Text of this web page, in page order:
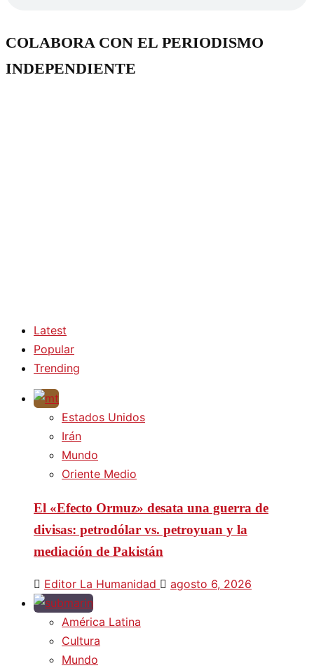
COLABORA CON EL PERIODISMO
INDEPENDIENTE
Latest
Popular
Trending
Estados Unidos
Irán
Mundo
Oriente Medio
El «Efecto Ormuz» desata una guerra de
divisas: petrodólar vs. petroyuan y la
mediación de Pakistán
Editor La Humanidad agosto 6, 2026
América Latina
Cultura
Mundo